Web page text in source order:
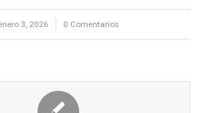
3, 2026
/ 0 Comentarios